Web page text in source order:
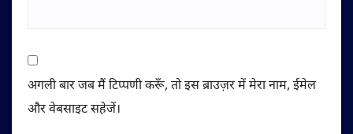
अगली बार जब मैं टिप्पणी करूँ, तो इस ब्राउज़र में मेरा नाम, ईमेल
और वेबसाइट सहेजें।